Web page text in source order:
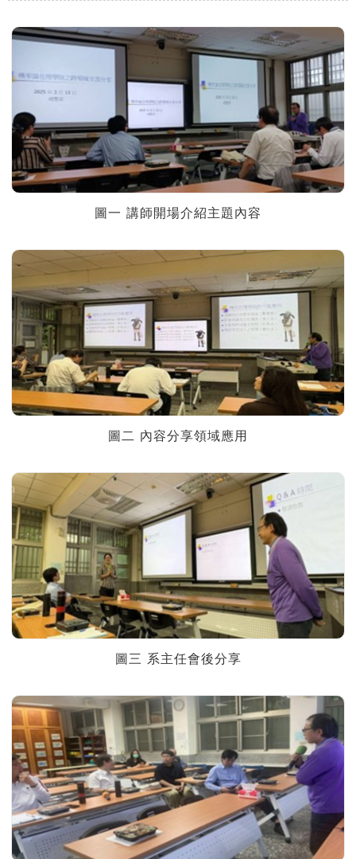
圖一 講師開場介紹主題內容
圖二 內容分享領域應用
圖三 系主任會後分享